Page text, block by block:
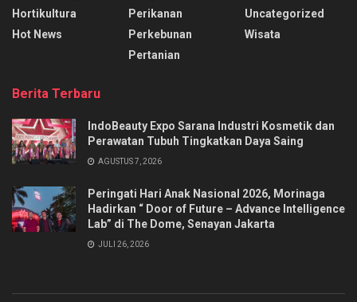
Hortikultura
Hot News
Perikanan
Perkebunan
Pertanian
Uncategorized
Wisata
Berita Terbaru
IndoBeauty Expo Sarana Industri Kosmetik dan
Perawatan Tubuh Tingkatkan Daya Saing
AGUSTUS 7, 2026
Peringati Hari Anak Nasional 2026, Morinaga
Hadirkan “ Door of Future – Advance Intelligence
Lab” di The Dome, Senayan Jakarta
JULI 26, 2026